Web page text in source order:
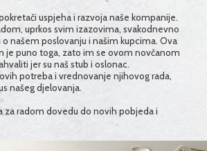
uspjeha i razvoja naše kompanije.
uprkos svim izazovima, svakodnevno
našem poslovanju i našim kupcima. Ova
je puno toga, zato im se ovom novčanom
jer su naš stub i oslonac.
potreba i vrednovanje njihovog rada,
našeg djelovanja.
za radom dovedu do novih pobjeda i